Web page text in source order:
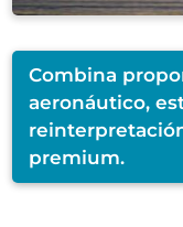
Combina
aeronáutico,
premium.